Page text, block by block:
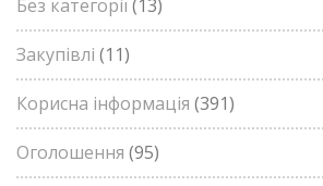
Без категорії(13)
Закупівлі (11)
Корисна інформація (391)
Оголошення (95)